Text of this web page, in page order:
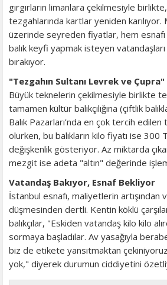
gırgırların limanlara çekilmesiyle
tezgahlarında kartlar yeniden
üzerinde seyreden fiyatlar, hem
balık keyfi yapmak isteyen
bırakıyor.
"Tezgahın Sultanı Levrek ve Çupra"
Büyük teknelerin çekilmesiyle birlikte
tamamen kültür balıkçılığına (çiftlik
Balık Pazarları’nda en çok tercih
olurken, bu balıkların kilo fiyatı ise 300
değişkenlik gösteriyor. Az miktarda
mezgit ise adeta "altın" değerinde
Vatandaş Bakıyor, Esnaf Bekliyor
İstanbul esnafı, maliyetlerin artışından
düşmesinden dertli. Kentin köklü
balıkçılar, "Eskiden vatandaş kilo kilo
sormaya başladılar. Av yasağıyla
biz de etikete yansıtmaktan
yok," diyerek durumun ciddiyetini